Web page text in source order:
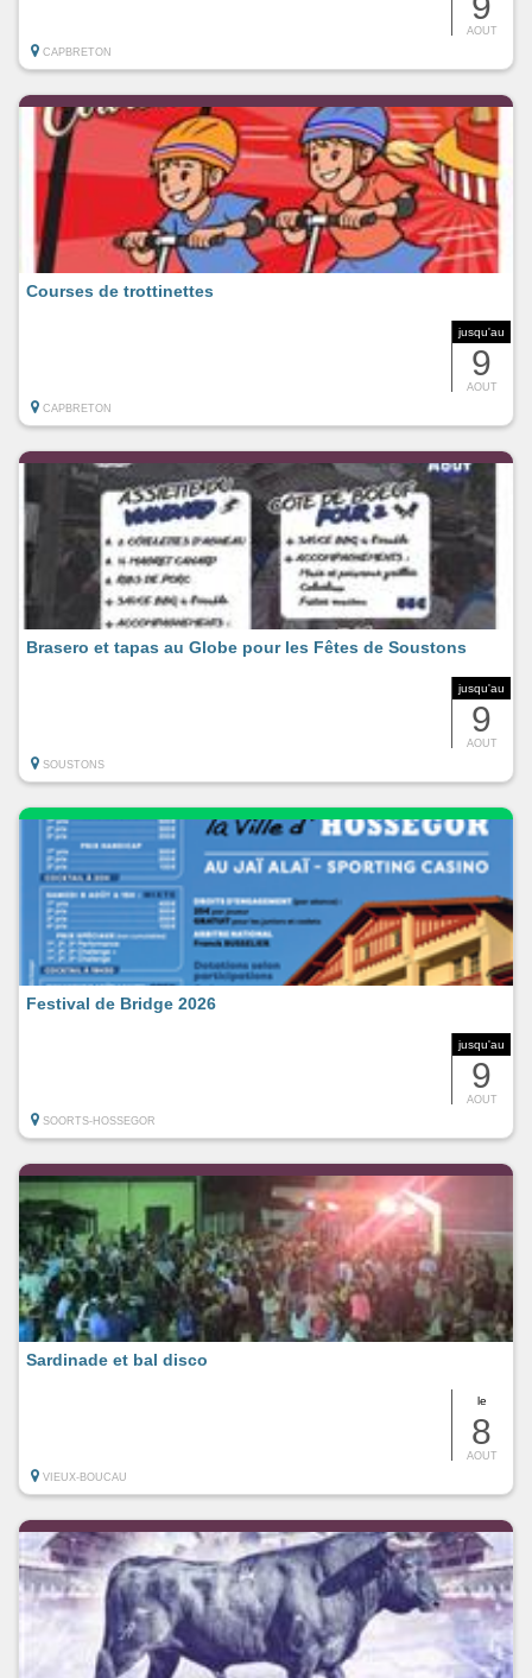
AOUT
CAPBRETON
jusqu'au
9
AOUT
Courses de trottinettes
CAPBRETON
jusqu'au
9
AOUT
Brasero et tapas au Globe pour les Fêtes de Soustons
SOUSTONS
jusqu'au
9
AOUT
Festival de Bridge 2026
SOORTS-HOSSEGOR
le
8
AOUT
Sardinade et bal disco
VIEUX-BOUCAU